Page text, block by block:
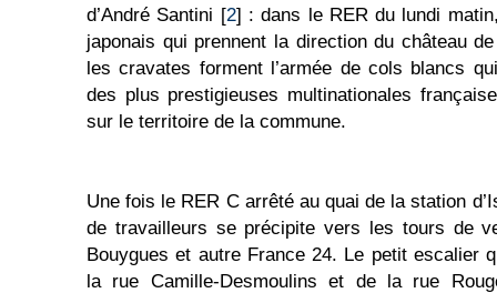
d’André Santini [2] : dans le RER du lundi
japonais qui prennent la direction du château
les cravates forment l’armée de cols blancs
des plus prestigieuses multinationales
sur le territoire de la commune.
Une fois le RER C arrêté au quai de la station
de travailleurs se précipite vers les tours de
Bouygues et autre France 24. Le petit escalier
la rue Camille-Desmoulins et de la rue